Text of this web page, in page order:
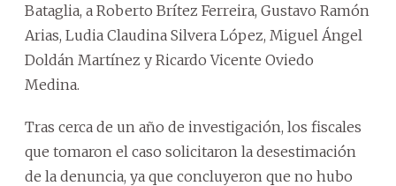
Bataglia, a Roberto Brítez Ferreira, Gustavo Ramón
Arias, Ludia Claudina Silvera López, Miguel Ángel
Doldán Martínez y Ricardo Vicente Oviedo
Medina.
Tras cerca de un año de investigación, los fiscales
que tomaron el caso solicitaron la desestimación
de la denuncia, ya que concluyeron que no hubo